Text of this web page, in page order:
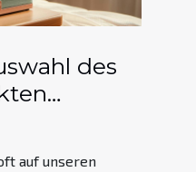
des
für
auf unseren